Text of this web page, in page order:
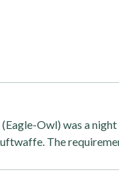
Owl) was a
The